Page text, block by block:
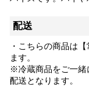
配送
・こちらの商品は
ます。
※冷蔵商品をご一緒
配送となります。